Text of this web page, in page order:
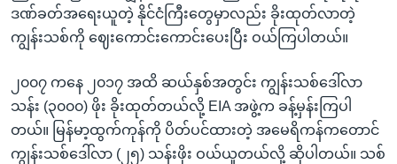
ဒဏ်ခတ်အရေးယူတဲ့ နိုင်ငံကြီးတွေမှာလည်း ခိုးထုတ်လာတဲ့
ကျွန်းသစ်ကို ဈေးကောင်းကောင်းပေးပြီး ဝယ်ကြပါတယ်။
၂၀၀၇ ကနေ ၂၀၁၇ အထိ ဆယ်နှစ်အတွင်း ကျွန်းသစ်ဒေါ်လာ
သန်း (၃၀၀၀) ဖိုး ခိုးထုတ်တယ်လို့ EIA အဖွဲ့က ခန့်မှန်းကြပါ
တယ်။ မြန်မာ့ထွက်ကုန်ကို ပိတ်ပင်ထားတဲ့ အမေရိကန်ကတောင်
ကျွန်းသစ်ဒေါ်လာ (၂၅) သန်းဖိုး ဝယ်ယူတယ်လို့ ဆိုပါတယ်။ သစ်